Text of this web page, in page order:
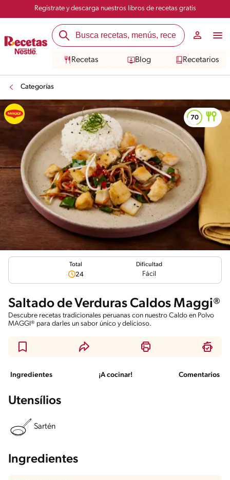
Registrate y descarga nuestros libros de recetas gratis
Recetas Blog Recetarios
Categorías
Total
24
Dificultad
Fácil
Saltado de Verduras Caldos Maggi®
Descubre recetas tradicionales peruanas con nuestro Caldo en Polvo
MAGGI® para darles un sabor único y delicioso.
Ingredientes ¡A cocinar! Comentarios
Utensílios
Sartén
Ingredientes